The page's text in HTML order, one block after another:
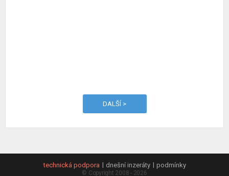
DALŠÍ >
technická podpora dnešní inzeráty podmínky
© Copyright 2008 - 2026